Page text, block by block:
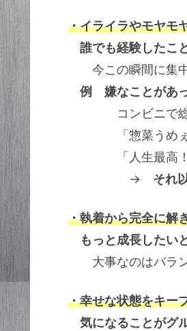
・イライラやモヤモ
誰でも経験したこ
今この瞬間に集中
例 嫌なことがあ
コンビニで総菜
「惣菜うめぇ！
「人生最高！
→ それ
・執着から完全に解
もっと成長したい
大事なのはバラン
・幸せな状態をキー
気になることがグ